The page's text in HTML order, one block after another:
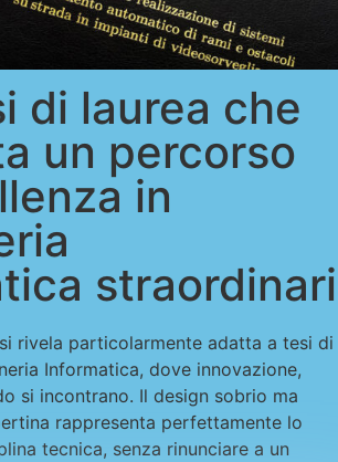
di laurea che
un percorso
in
rivela particolarmente adatta a tesi di
Informatica, dove innovazione,
si incontrano. Il design sobrio ma
rappresenta perfettamente lo
tecnica, senza rinunciare a un